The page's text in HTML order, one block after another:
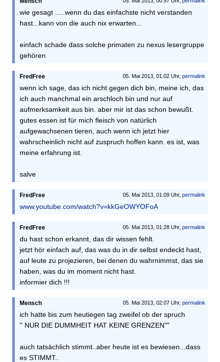
wie gesagt .....wenn du das einfachste nicht verstanden
hast...kann von die auch nix erwarten...
einfach schade dass solche primaten zu nexus lesergruppe
gehören
05. Mai 2013, 01:02 Uhr, permalink
FredFree
wenn ich sage, das ich nicht gegen dich bin, meine ich, das
ich auch manchmal ein arschloch bin und nur auf
aufmerksamkeit aus bin. aber mir ist das schon bewußt.
gutes essen ist für mich fleisch von natürlich
aufgewachsenen tieren, auch wenn ich jetzt hier
wahrscheinlich nicht auf zuspruch hoffen kann. es ist, was
meine erfahrung ist.
salve
05. Mai 2013, 01:09 Uhr, permalink
FredFree
www.youtube.com/watch?v=kkGeOWYOFoA
05. Mai 2013, 01:28 Uhr, permalink
FredFree
du hast schon erkannt, das dir wissen fehlt.
jetzt hör einfach auf, das was du in dir selbst endeckt hast,
auf leute zu projezieren, bei denen du wahrnimmst, das sie
haben, was du im moment nicht hast.
informier dich !!!
05. Mai 2013, 02:07 Uhr, permalink
Mensch
ich hatte bis zum heutiegen tag zweifel ob der spruch
'' NUR DIE DUMMHEIT HAT KEINE GRENZEN""
auch tatsächlich stimmt..aber heute ist es bewiesen...dass
es STIMMT..